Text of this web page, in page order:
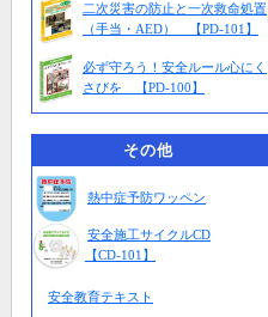
二次災害の防止と一次救命処置
（手当・AED） 【PD-101】
必ず守ろう！安全ルール心にく
さびを 【PD-100】
その他
熱中症予防ワッペン
安全施工サイクルCD
【CD-101】
安全教育テキスト